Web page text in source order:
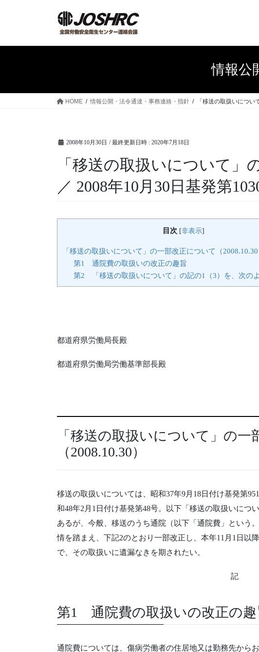
情報公
HOME 情報公開・法令通達・事務連絡・指針 「移送の取扱いにつ
2008年10月30日 / 最終更新日時 : 2020年7月18日
「移送の取扱いについて」
／ 2008年10月30日基発第
目次 [非表示]
「移送の取扱いについて」の一部改正について（2008.10.30
第1 通院費の取扱いの改正の趣旨
第2 「移送の取扱いについて」の記の1（3）を、次のよ
都道府県労働局長殿
都道府県労働局労働基準部長殿
「移送の取扱いについて」の一
（2008.10.30）
移送の取扱いについては、昭和37年9月18日付け基発第
和48年2月1日付け基発第48号。以下「移送の取扱いにつ
あるが、今般、移送のうち通院（以下「通院費」という
情を踏まえ、下記2のとおり一部改正し、本年11月1日以
で、その取扱いに遺漏なきを期されたい。
記
第1 通院費の取扱いの改正の趣
通院費については、傷病労働者の住居地又は勤務先から